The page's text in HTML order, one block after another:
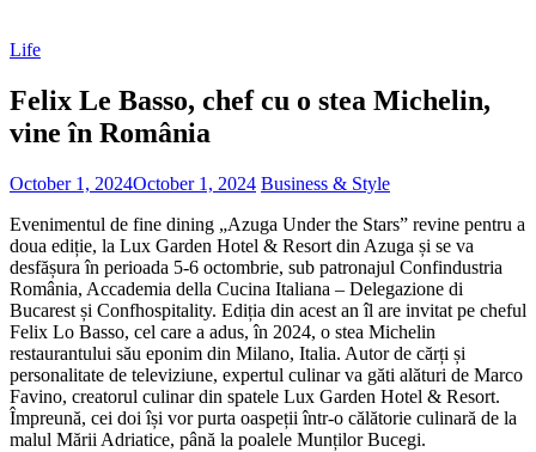
Life
Felix Le Basso, chef cu o stea Michelin,
vine în România
October 1, 2024October 1, 2024 Business & Style
Evenimentul de fine dining „Azuga Under the Stars” revine pentru a
doua ediție, la Lux Garden Hotel & Resort din Azuga și se va
desfășura în perioada 5-6 octombrie, sub patronajul Confindustria
România, Accademia della Cucina Italiana – Delegazione di
Bucarest și Confhospitality. Ediția din acest an îl are invitat pe cheful
Felix Lo Basso, cel care a adus, în 2024, o stea Michelin
restaurantului său eponim din Milano, Italia. Autor de cărți și
personalitate de televiziune, expertul culinar va găti alături de Marco
Favino, creatorul culinar din spatele Lux Garden Hotel & Resort.
Împreună, cei doi își vor purta oaspeții într-o călătorie culinară de la
malul Mării Adriatice, până la poalele Munților Bucegi.